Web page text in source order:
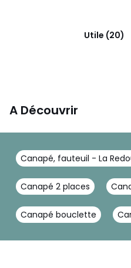
Utile (20)
A Découvrir
Canapé, fauteuil - La
Canapé 2 places
Canapé bouclette